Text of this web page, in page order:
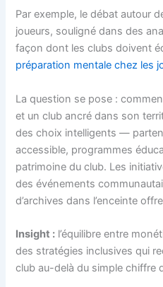
Par exemple, le débat autour
joueurs, souligné dans des
façon dont les clubs doivent
préparation mentale chez les
La question se pose :
et un club ancré dans son
des choix intelligents —
accessible, programmes
patrimoine du club. Les
des événements
d’archives dans l’enceinte
Insight : l’équilibre entre
des stratégies inclusives qui
club au-delà du simple chiffre